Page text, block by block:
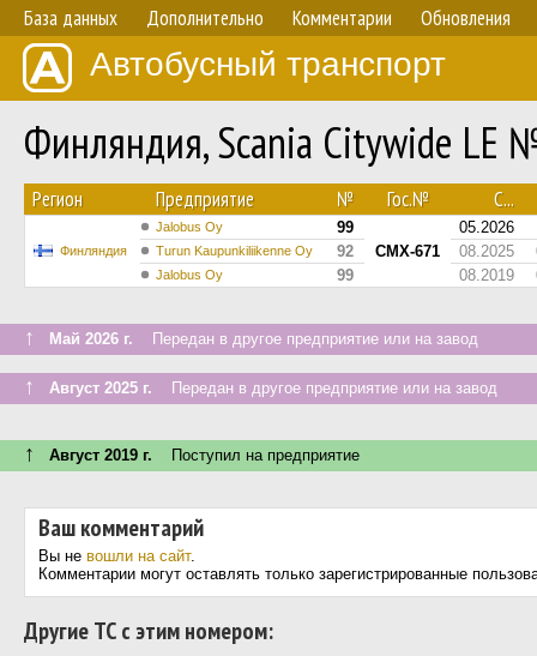
База данных Дополнительно Комментарии Обновления
Автобусный транспорт
Финляндия, Scania Citywide LE
Регион Предприятие № Гос.№ С...
Финляндия
Jalobus Oy
99
CMX-671
05.2026
Turun Kaupunkiliikenne Oy 92 08.2025
Jalobus Oy 99 08.2019
↑ Май 2026 г. Передан в другое предприятие или на завод
↑ Август 2025 г. Передан в другое предприятие или на завод
↑ Август 2019 г. Поступил на предприятие
Ваш комментарий
Вы не вошли на сайт.
Комментарии могут оставлять только зарегистрированные
Другие ТС с этим номером: